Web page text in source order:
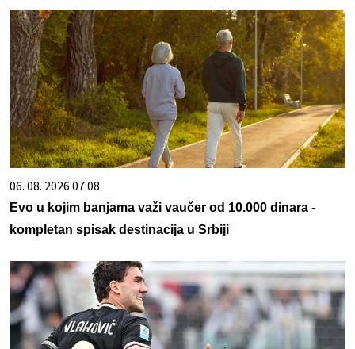
06. 08. 2026 07:08
Evo u kojim banjama važi vaučer od 10.000 dinara -
kompletan spisak destinacija u Srbiji